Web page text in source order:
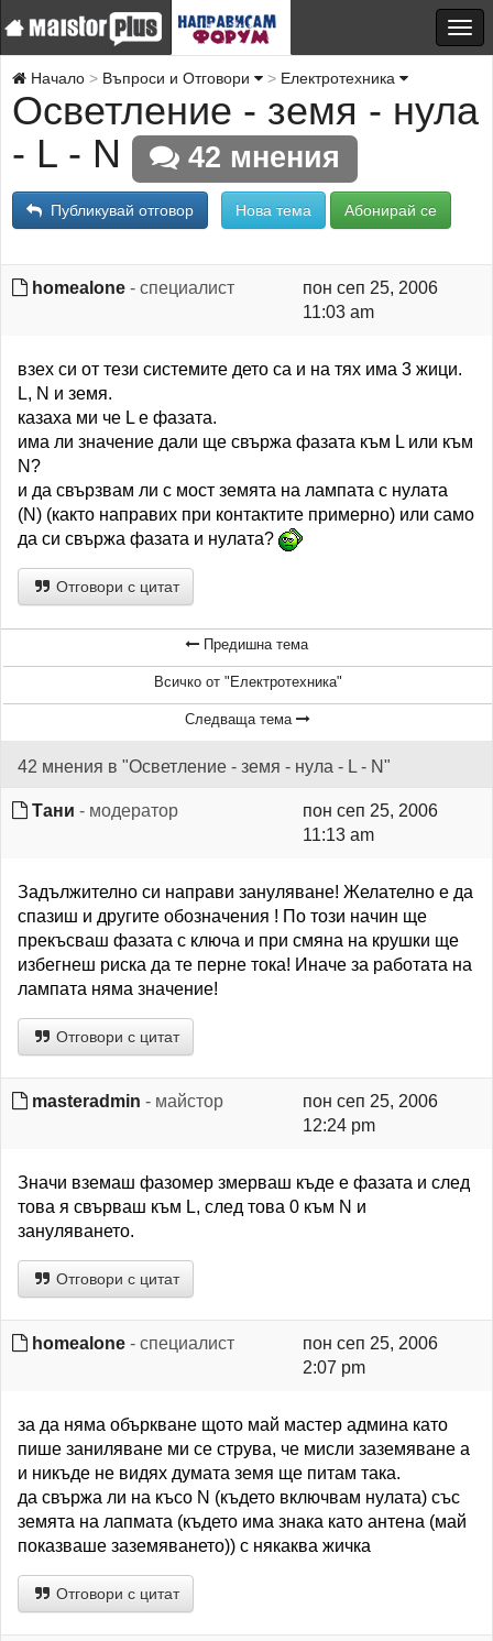
Начало Въпроси и Отговори Електротехника
Осветление - земя - нула
- L - N
42 мнения
Публикувай отговор Нова тема Абонирай се
homealone - специалист
пон сеп 25, 2006
11:03 am
взех си от тези системите дето са и на тях има 3 жици.
L, N и земя.
казаха ми че L е фазата.
има ли значение дали ще свържа фазата към L или към
N?
и да свързвам ли с мост земята на лампата с нулата
(N) (както направих при контактите примерно) или само
да си свържа фазата и нулата?
Отговори с цитат
Предишна тема
Всичко от "Електротехника"
Следваща тема
42 мнения в "Осветление - земя - нула - L - N"
Тани - модератор
пон сеп 25, 2006
11:13 am
Задължително си направи зануляване! Желателно е да
спазиш и другите обозначения ! По този начин ще
прекъсваш фазата с ключа и при смяна на крушки ще
избегнеш риска да те перне тока! Иначе за работата на
лампата няма значение!
Отговори с цитат
masteradmin - майстор
пон сеп 25, 2006
12:24 pm
Значи вземаш фазомер змерваш къде е фазата и след
това я свърваш към L, след това 0 към N и
зануляването.
Отговори с цитат
homealone - специалист
пон сеп 25, 2006
2:07 pm
за да няма объркване щото май мастер админа като
пише заниляване ми се струва, че мисли заземяване а
и никъде не видях думата земя ще питам така.
да свържа ли на късо N (където включвам нулата) със
земята на лапмата (където има знака като антена (май
показваше заземяването)) с някаква жичка
Отговори с цитат